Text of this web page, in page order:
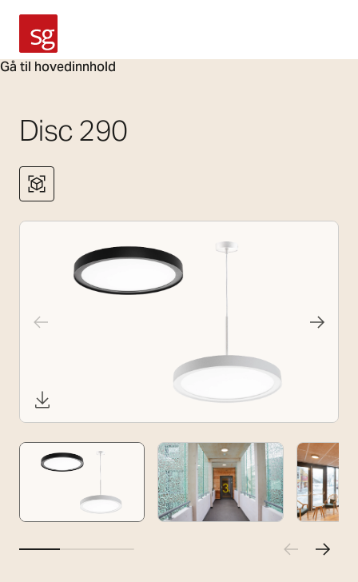
Gå til hovedinnhold
SG Armaturen
Disc 290